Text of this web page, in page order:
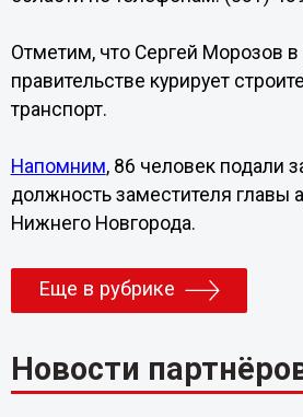
Отметим, что Сергей Морозов
правительстве курирует
транспорт.
Напомним, 86 человек подали
должность заместителя главы
Нижнего Новгорода.
Еще в рубрике
Новости